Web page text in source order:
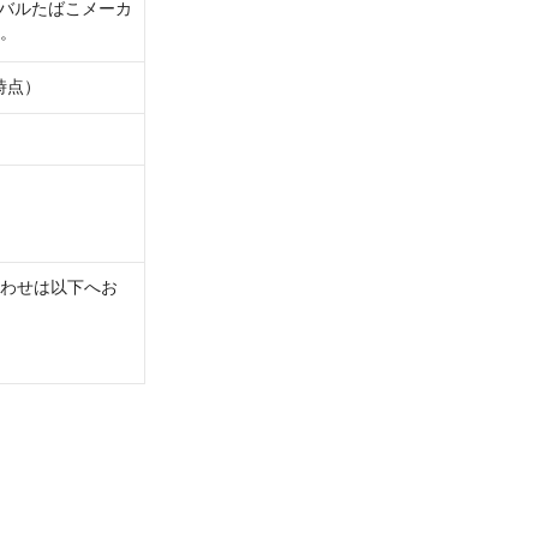
ルたばこメーカ
）
せは以下へお